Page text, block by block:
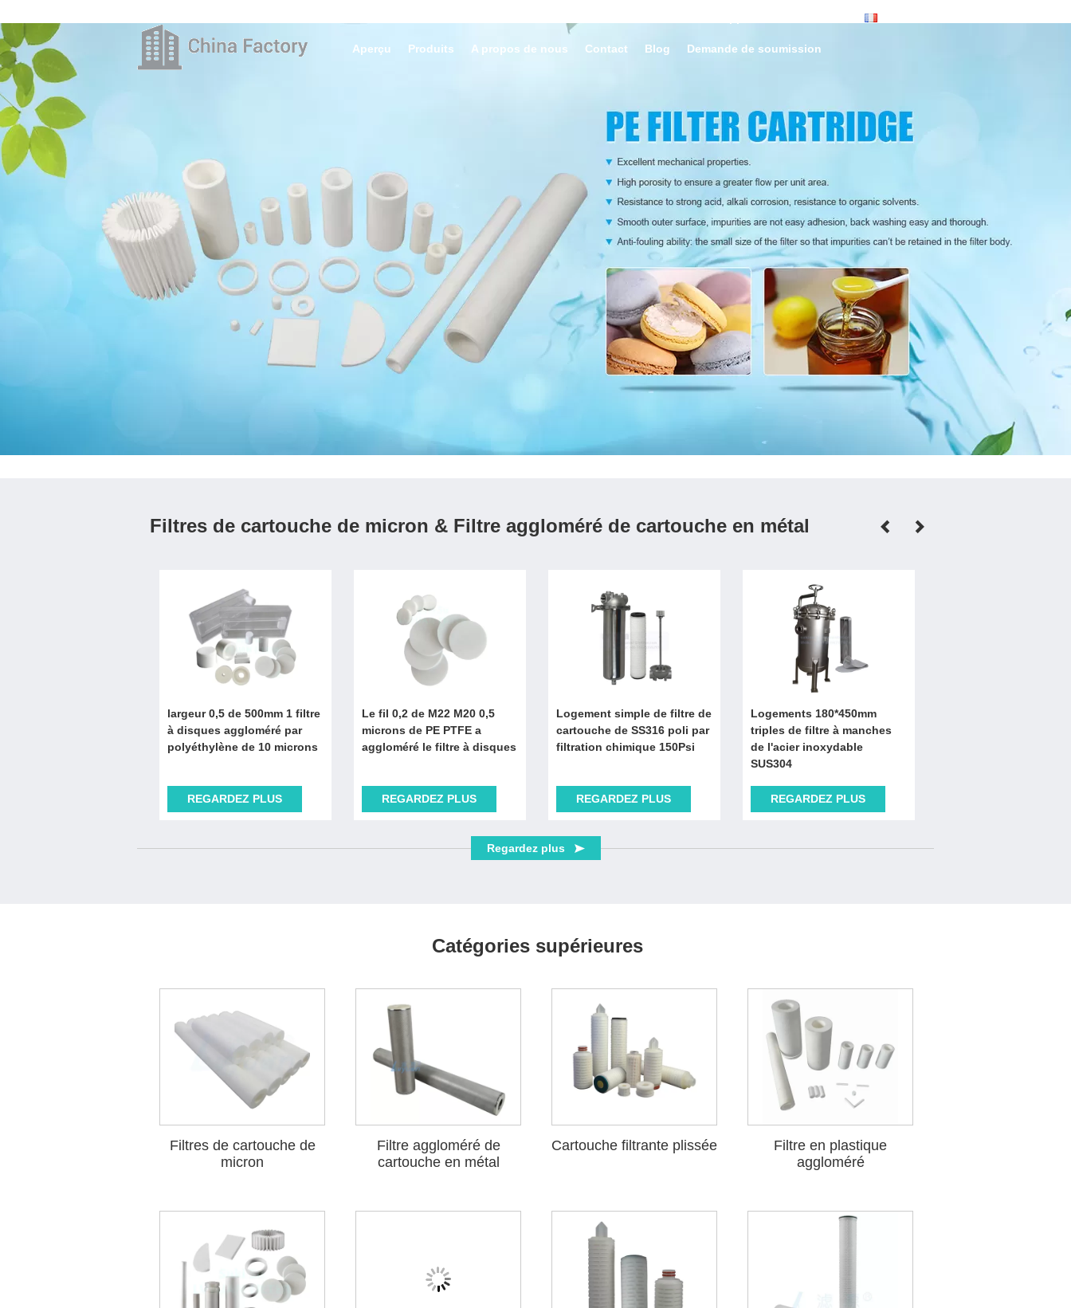
Aperçu Produits A propos de nous Contact Blog Demande de soumission
Filtres de cartouche de micron & Filtre aggloméré de cartouche en métal
largeur 0,5 de 500mm 1 filtre
à disques aggloméré par
polyéthylène de 10 microns
REGARDEZ PLUS
Le fil 0,2 de M22 M20 0,5
microns de PE PTFE a
aggloméré le filtre à disques
REGARDEZ PLUS
Logement simple de filtre de
cartouche de SS316 poli par
filtration chimique 150Psi
REGARDEZ PLUS
Logements 180*450mm
triples de filtre à manches
de l'acier inoxydable
SUS304
REGARDEZ PLUS
Regardez plus
Catégories supérieures
Filtres de cartouche de
micron
Filtre aggloméré de
cartouche en métal
Cartouche filtrante plissée
Filtre en plastique
aggloméré